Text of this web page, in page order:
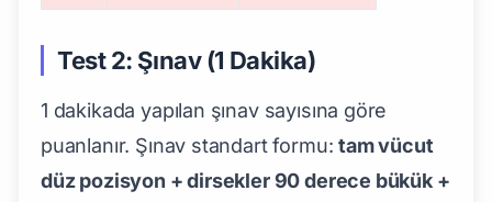
Test 2: Şınav (1 Dakika)
1 dakikada yapılan şınav sayısına göre
puanlanır. Şınav standart formu:tam vücut
düz pozisyon + dirsekler 90 derece bükük +